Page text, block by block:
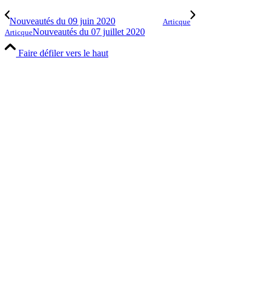
Nouveautés du 09 juin 2020
Articque
ArticqueNouveautés du 07 juillet 2020
Faire défiler vers le haut